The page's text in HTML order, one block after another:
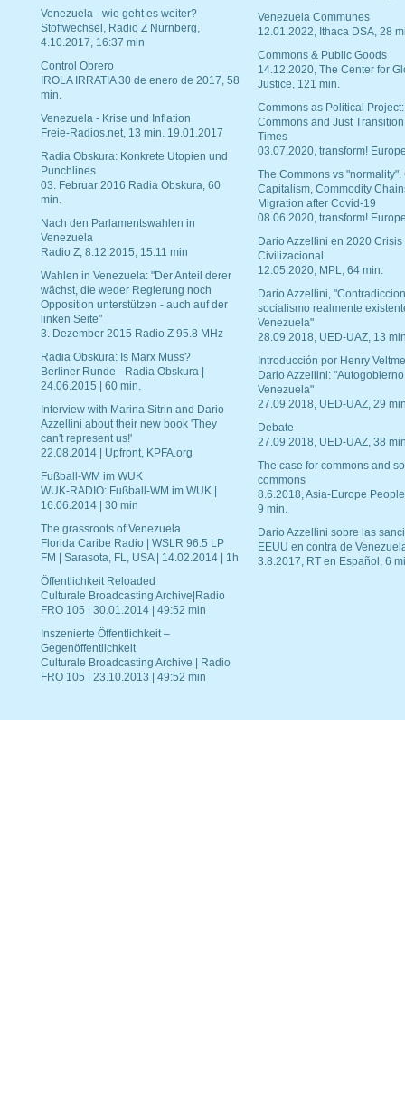
Venezuela - wie geht es weiter?
Stoffwechsel, Radio Z Nürnberg,
4.10.2017, 16:37 min
Control Obrero
IROLA IRRATIA 30 de enero de 2017, 58
min.
Venezuela - Krise und Inflation
Freie-Radios.net, 13 min. 19.01.2017
Radia Obskura: Konkrete Utopien und
Punchlines
03. Februar 2016 Radia Obskura, 60
min.
Nach den Parlamentswahlen in
Venezuela
Radio Z, 8.12.2015, 15:11 min
Wahlen in Venezuela: "Der Anteil derer
wächst, die weder Regierung noch
Opposition unterstützen - auch auf der
linken Seite"
3. Dezember 2015 Radio Z 95.8 MHz
Radia Obskura: Is Marx Muss?
Berliner Runde - Radia Obskura |
24.06.2015 | 60 min.
Interview with Marina Sitrin and Dario
Azzellini about their new book 'They
can't represent us!'
22.08.2014 | Upfront, KPFA.org
Fußball-WM im WUK
WUK-RADIO: Fußball-WM im WUK |
16.06.2014 | 30 min
The grassroots of Venezuela
Florida Caribe Radio | WSLR 96.5 LP
FM | Sarasota, FL, USA | 14.02.2014 | 1h
Öffentlichkeit Reloaded
Culturale Broadcasting Archive|Radio
FRO 105 | 30.01.2014 | 49:52 min
Inszenierte Öffentlichkeit –
Gegenöffentlichkeit
Culturale Broadcasting Archive | Radio
FRO 105 | 23.10.2013 | 49:52 min
Venezuela Communes
12.01.2022, Ithaca DSA, 28
Commons & Public Goods
14.12.2020, The Center for
Justice, 121 min.
Commons as Political Project:
Commons and Just
Times
03.07.2020, transform!
The Commons vs "normality".
Capitalism, Commodity
Migration after Covid-19
08.06.2020, transform!
Dario Azzellini en 2020 Crisis
Civilizacional
12.05.2020, MPL, 64 min.
Dario Azzellini,
socialismo realmente
Venezuela"
28.09.2018, UED-UAZ, 13
Introducción por Henry
Dario Azzellini:
Venezuela"
27.09.2018, UED-UAZ, 29
Debate
27.09.2018, UED-UAZ, 38
The case for commons and
commons
8.6.2018, Asia-Europe
9 min.
Dario Azzellini sobre las
EEUU en contra de
3.8.2017, RT en Español, 6